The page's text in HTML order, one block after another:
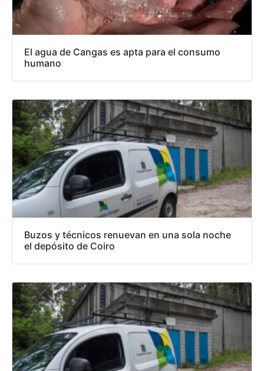
El agua de Cangas es apta para el consumo
humano
Buzos y técnicos renuevan en una sola noche
el depósito de Coiro